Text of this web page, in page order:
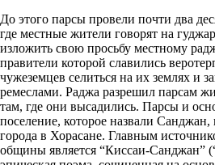
До этого парсы провели почти два
где местные жители говорят на
изложить свою просьбу местному
правители которой славились
чужеземцев селиться на их землях и
ремеслами. Раджа разрешил парсам
там, где они высадились. Парсы и
поселение, которое назвали Санджан,
города в Хорасане. Главным
общины является “Киссаи-Санджан”